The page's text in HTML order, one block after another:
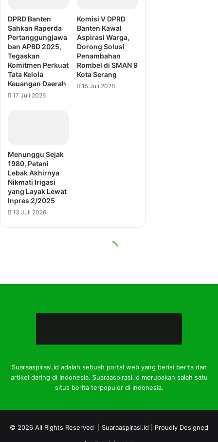
Suaraaspirasi.id adalah sebuah portal web yang berisi berita dan
artikel daring di Indonesia. Suaraaspirasi.id merupakan salah satu
situs berita terpopuler di Indonesia.
© 2026 All Rights Reserved | Suaraaspirasi.id | Proudly Designed